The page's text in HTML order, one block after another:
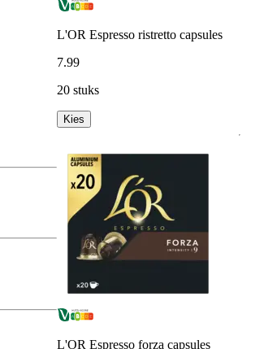
L'OR Espresso ristretto capsules
7.99
20 stuks
Kies
L'OR Espresso forza capsules